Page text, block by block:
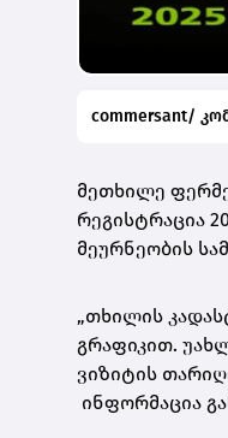
commersant/
მეთხილე
რეგისტრაცია
მეურნეობის
„თხილის
გრაფიკით.
ვიზიტის
ინფორმაცია